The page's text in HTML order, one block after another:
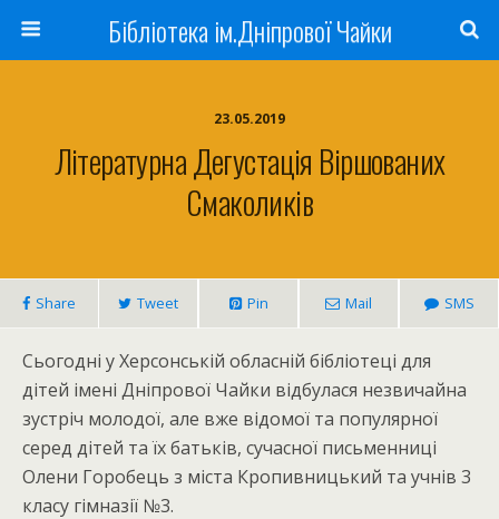
Бібліотека ім.Дніпрової Чайки
23.05.2019
Літературна Дегустація Віршованих
Смаколиків
Share Tweet Pin Mail SMS
Сьогодні у Херсонській обласній бібліотеці для
дітей імені Дніпрової Чайки відбулася незвичайна
зустріч молодої, але вже відомої та популярної
серед дітей та їх батьків, сучасної письменниці
Олени Горобець з міста Кропивницький та учнів 3
класу гімназії №3.